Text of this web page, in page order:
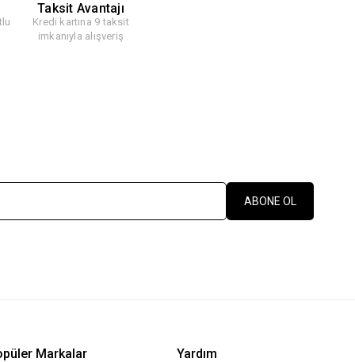
Taksit Avantajı
Kredi kartına 9 taksit
imkanıyla alışveriş
ABONE OL
Markalar Yardım